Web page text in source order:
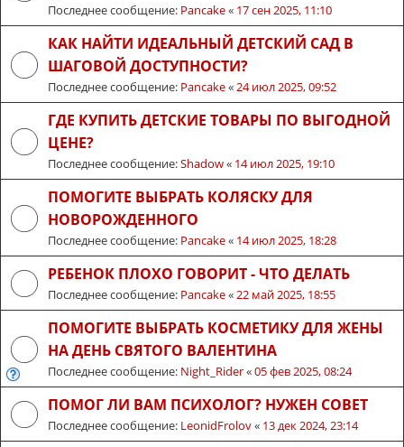
Последнее сообщение: Pancake« 17 сен 2025, 11:10
КАК НАЙТИ ИДЕАЛЬНЫЙ ДЕТСКИЙ САД В
ШАГОВОЙ ДОСТУПНОСТИ?
Последнее сообщение: Pancake« 24 июл 2025, 09:52
ГДЕ КУПИТЬ ДЕТСКИЕ ТОВАРЫ ПО ВЫГОДНОЙ
ЦЕНЕ?
Последнее сообщение:Shadow« 14 июл 2025, 19:10
ПОМОГИТЕ ВЫБРАТЬ КОЛЯСКУ ДЛЯ
НОВОРОЖДЕННОГО
Последнее сообщение: Pancake« 14 июл 2025, 18:28
РЕБЕНОК ПЛОХО ГОВОРИТ - ЧТО ДЕЛАТЬ
Последнее сообщение: Pancake« 22 май 2025, 18:55
ПОМОГИТЕ ВЫБРАТЬ КОСМЕТИКУ ДЛЯ ЖЕНЫ
НА ДЕНЬ СВЯТОГО ВАЛЕНТИНА
Последнее сообщение: Night_Rider«05 фев 2025, 08:24
ПОМОГ ЛИ ВАМ ПСИХОЛОГ? НУЖЕН СОВЕТ
Последнее сообщение: LeonidFrolov« 13 дек 2024, 23:14